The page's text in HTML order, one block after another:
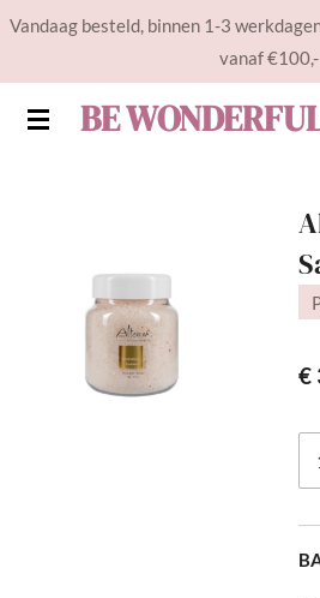
Ga
de
BE
Vandaag besteld, binnen 1-3
vanaf €100,-
€